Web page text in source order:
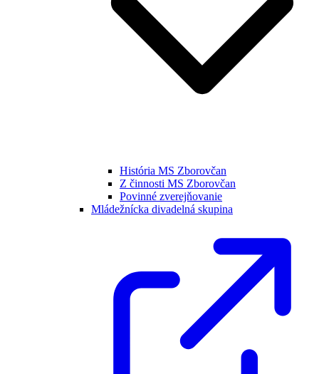
História MS Zborovčan
Z činnosti MS Zborovčan
Povinné zverejňovanie
Mládežnícka divadelná skupina